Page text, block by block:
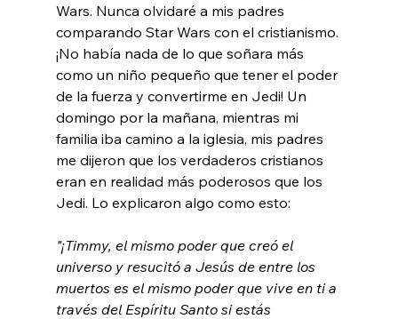
Wars. Nunca olvidaré a mis padres
comparando Star Wars con el cristianismo.
¡No había nada de lo que soñara más
como un niño pequeño que tener el poder
de la fuerza y convertirme en Jedi! Un
domingo por la mañana, mientras mi
familia iba camino a la iglesia, mis padres
me dijeron que los verdaderos cristianos
eran en realidad más poderosos que los
"¡Timmy, el mismo poder que creó el
universo y resucitó a Jesús de entre los
muertos es el mismo poder que vive en ti a
través del Espíritu Santo si estás